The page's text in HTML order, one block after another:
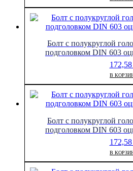
Болт с полукруглой
подголовком DIN 603
172,58
В
Болт с полукруглой
подголовком DIN 603
172,58
В